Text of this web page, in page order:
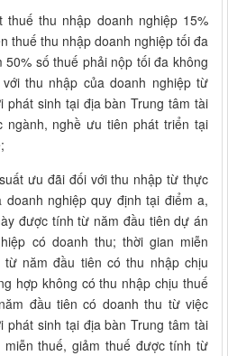
thu nhập doanh nghiệp 15%
thuế thu nhập doanh nghiệp tối đa
số thuế phải nộp tối đa không
thu nhập của doanh nghiệp từ
sinh tại địa bàn Trung tâm tài
ngành, nghề ưu tiên phát triển tại
ưu đãi đối với thu nhập từ thực
nghiệp quy định tại điểm a,
được tính từ năm đầu tiên dự án
có doanh thu; thời gian miễn
năm đầu tiên có thu nhập chịu
hợp không có thu nhập chịu thuế
đầu tiên có doanh thu từ việc
sinh tại địa bàn Trung tâm tài
thuế, giảm thuế được tính từ